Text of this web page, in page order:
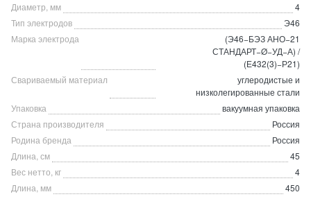
Диаметр, мм
4
Тип электродов
Э46
Марка электрода
(Э46−БЭЗ АНО−21
СТАНДАРТ−Ø−УД−А) /
(Е432(3)−Р21)
Свариваемый материал
углеродистые и
низколегированные стали
Упаковка
вакуумная упаковка
Страна производителя
Россия
Родина бренда
Россия
Длина, см
45
Вес нетто, кг
4
Длина, мм
450